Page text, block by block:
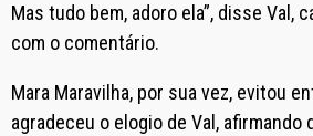
Mas tudo bem, adoro ela”, disse Val,
com o comentário.
Mara Maravilha, por sua vez, evitou
agradeceu o elogio de Val, afirmando